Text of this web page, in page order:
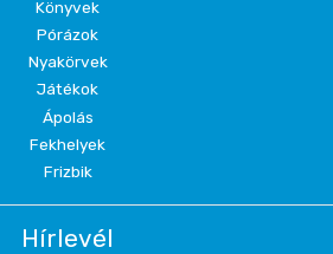
Könyvek
Pórázok
Nyakörvek
Játékok
Ápolás
Fekhelyek
Frizbik
Hírlevél